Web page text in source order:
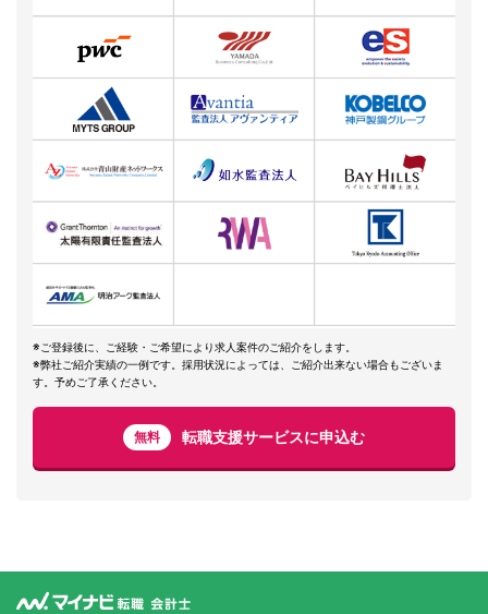
※ご登録後に、ご経験・ご希望により求人案件のご紹介をします。
※弊社ご紹介実績の一例です。採用状況によっては、ご紹介出来ない場合もございま
す。予めご了承ください。
無料 転職支援サービスに申込む